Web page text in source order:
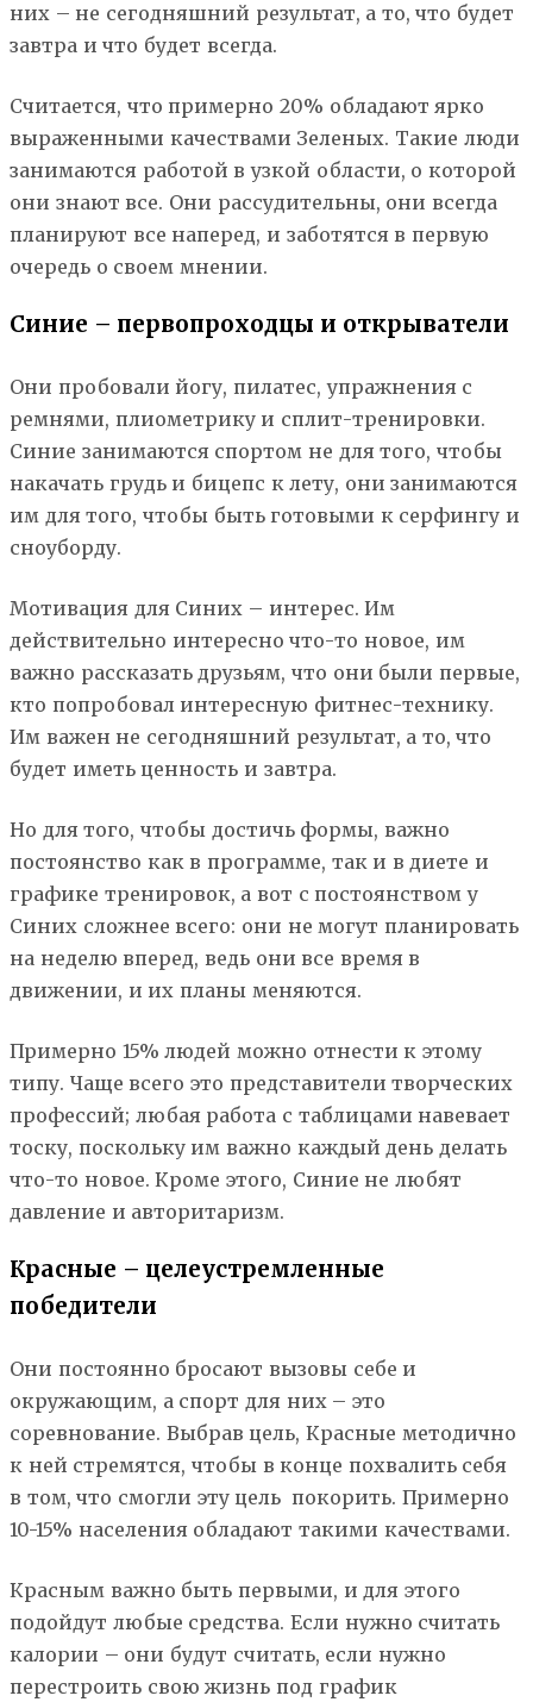
них – не сегодняшний результат, а то, что будет
завтра и что будет всегда.
Считается, что примерно 20% обладают ярко
выраженными качествами Зеленых. Такие люди
занимаются работой в узкой области, о которой
они знают все. Они рассудительны, они всегда
планируют все наперед, и заботятся в первую
очередь о своем мнении.
Синие – первопроходцы и открыватели
Они пробовали йогу, пилатес, упражнения с
ремнями, плиометрику и сплит-тренировки.
Синие занимаются спортом не для того, чтобы
накачать грудь и бицепс к лету, они занимаются
им для того, чтобы быть готовыми к серфингу и
сноуборду.
Мотивация для Синих – интерес. Им
действительно интересно что-то новое, им
важно рассказать друзьям, что они были первые,
кто попробовал интересную фитнес-технику.
Им важен не сегодняшний результат, а то, что
будет иметь ценность и завтра.
Но для того, чтобы достичь формы, важно
постоянство как в программе, так и в диете и
графике тренировок, а вот с постоянством у
Синих сложнее всего: они не могут планировать
на неделю вперед, ведь они все время в
движении, и их планы меняются.
Примерно 15% людей можно отнести к этому
типу. Чаще всего это представители творческих
профессий; любая работа с таблицами навевает
тоску, поскольку им важно каждый день делать
что-то новое. Кроме этого, Синие не любят
давление и авторитаризм.
Красные – целеустремленные
победители
Они постоянно бросают вызовы себе и
окружающим, а спорт для них – это
соревнование. Выбрав цель, Красные методично
к ней стремятся, чтобы в конце похвалить себя
в том, что смогли эту цель покорить. Примерно
10-15% населения обладают такими качествами.
Красным важно быть первыми, и для этого
подойдут любые средства. Если нужно считать
калории – они будут считать, если нужно
перестроить свою жизнь под график